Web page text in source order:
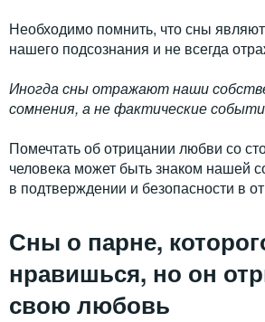
Необходимо помнить, что сны
нашего подсознания и не всегда
Иногда сны отражают наши
сомнения, а не фактические
Помечтать об отрицании любви со
человека может быть знаком нашей
в подтверждении и безопасности в
Сны о парне,
нравишься, но он
свою любовь